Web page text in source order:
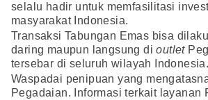
selalu hadir untuk memfasilitasi
masyarakat Indonesia.
Transaksi Tabungan Emas bisa
daring maupun langsung dioutlet
tersebar di seluruh wilayah Indonesia.
Waspadai penipuan yang
Pegadaian. Informasi terkait layanan